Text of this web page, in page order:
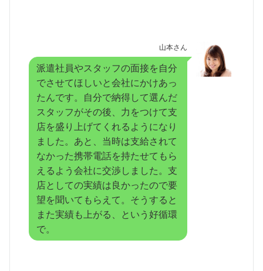
山本さん
派遣社員やスタッフの面接を自分
でさせてほしいと会社にかけあっ
たんです。自分で納得して選んだ
スタッフがその後、力をつけて支
店を盛り上げてくれるようになり
ました。あと、当時は支給されて
なかった携帯電話を持たせてもら
えるよう会社に交渉しました。支
店としての実績は良かったので要
望を聞いてもらえて。そうすると
また実績も上がる、という好循環
で。